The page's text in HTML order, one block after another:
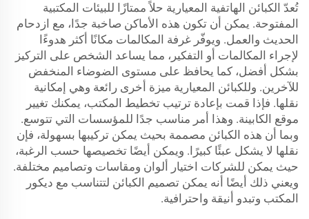
تُعدّ الكبائن الهاتفية المعيارية حلاً ممتازًا للبيئات المكتبية
المفتوحة. يمكن أن تكون هذه الأماكن صاخبة جدًا، مع ازدحام
الحديث والعمل. ويوفّر غرفة المكالمات مكانًا أكثر هدوءًا
لإجراء المكالمات أو التفكير، مما يساعد الشخص على التركيز
بشكل أفضل، كما يحافظ على مستوى الضوضاء المنخفض
للآخرين. وللكبائن المعيارية ميزة أخرى رائعة وهي إمكانية
نقلها. فإذا قمت بإعادة ترتيب تخطيط المكتب، يمكنك تغيير
موقع الكابينة. وهذا أمر مناسب جدًا للمؤسسات التي تتوسع.
وبما أن هذه الكبائن مصممة بحيث يمكن تركيبها بسهولة، فإن
نقلها لا يشكل عبئًا كبيرًا. ويمكن أيضًا تخصيصها حسب الرغبة،
حيث يمكن للشركات اختيار ألوان ومقاسات وتصاميم مختلفة.
ويعني ذلك أيضًا أنه يمكن تصميم الكبائن لتتناسب مع ديكور
المكتب وتبدو أنيقة واحترافية.